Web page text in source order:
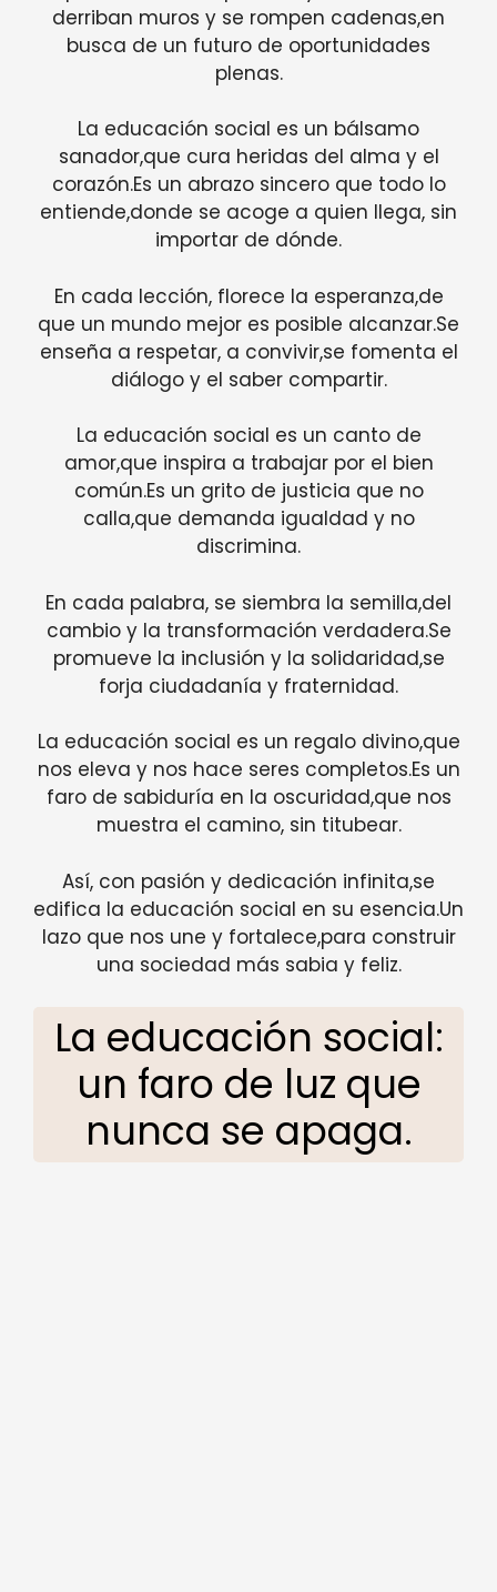
derriban muros y se rompen cadenas,en
busca de un futuro de oportunidades
plenas.
La educación social es un bálsamo
sanador,que cura heridas del alma y el
corazón.Es un abrazo sincero que todo lo
entiende,donde se acoge a quien llega, sin
importar de dónde.
En cada lección, florece la esperanza,de
que un mundo mejor es posible alcanzar.Se
enseña a respetar, a convivir,se fomenta el
diálogo y el saber compartir.
La educación social es un canto de
amor,que inspira a trabajar por el bien
común.Es un grito de justicia que no
calla,que demanda igualdad y no
discrimina.
En cada palabra, se siembra la semilla,del
cambio y la transformación verdadera.Se
promueve la inclusión y la solidaridad,se
forja ciudadanía y fraternidad.
La educación social es un regalo divino,que
nos eleva y nos hace seres completos.Es un
faro de sabiduría en la oscuridad,que nos
muestra el camino, sin titubear.
Así, con pasión y dedicación infinita,se
edifica la educación social en su esencia.Un
lazo que nos une y fortalece,para construir
una sociedad más sabia y feliz.
La educación social:
un faro de luz que
nunca se apaga.